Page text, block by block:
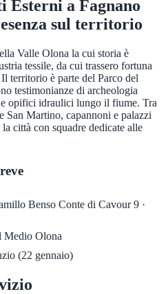
Esterni a Fagnano
sul territorio
Valle Olona la cui storia è
tessile, da cui trassero fortuna
territorio è parte del Parco del
testimonianze di archeologia
opifici idraulici lungo il fiume. Tra
Martino, capannoni e palazzi
città con squadre dedicate alle
Benso Conte di Cavour 9 ·
Medio Olona
(22 gennaio)